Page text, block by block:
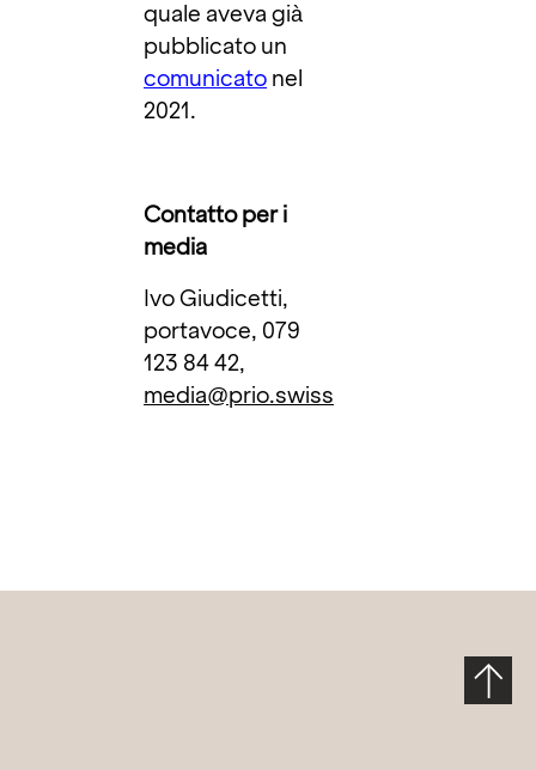
quale aveva già
pubblicato un
comunicato nel
2021.
Contatto per i
media
Ivo Giudicetti,
portavoce, 079
123 84 42,
media@prio.swiss